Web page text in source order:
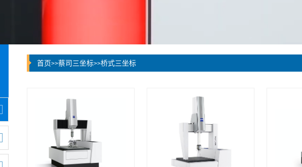
首页>>蔡司三坐标>>桥式三坐标